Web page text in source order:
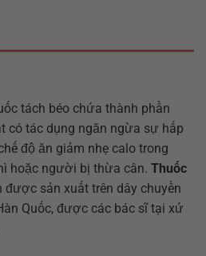
tách béo chứa thành phần
có tác dụng ngăn ngừa sự hấp
độ ăn giảm nhẹ calo trong
hoặc người bị thừa cân. Thuốc
được sản xuất trên dây chuyền
Quốc, được các bác sĩ tại xứ